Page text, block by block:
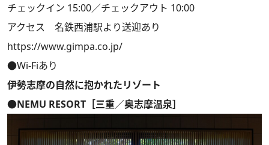
チェックイン 15:00／チェックアウト 10:00
アクセス 名鉄西浦駅より送迎あり
https://www.gimpa.co.jp/
●Wi-Fiあり
伊勢志摩の自然に抱かれたリゾート
●NEMU RESORT［三重／奥志摩温泉］